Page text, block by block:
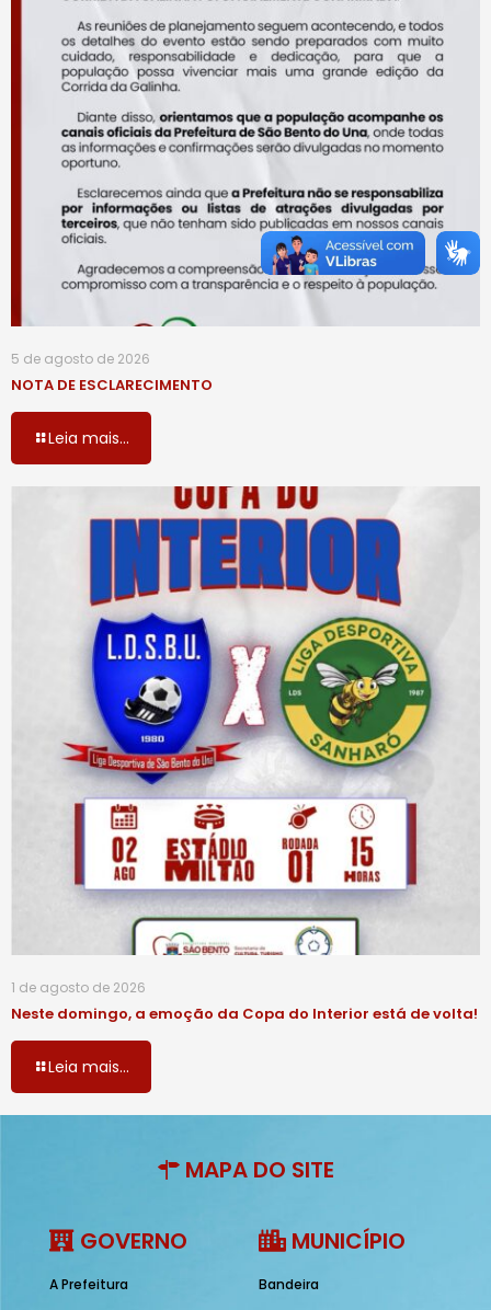
5 de agosto de 2026
NOTA DE ESCLARECIMENTO
Leia mais...
1 de agosto de 2026
Neste domingo, a emoção da Copa do Interior está de volta!
Leia mais...
MAPA DO SITE
GOVERNO
A Prefeitura
MUNICÍPIO
Bandeira